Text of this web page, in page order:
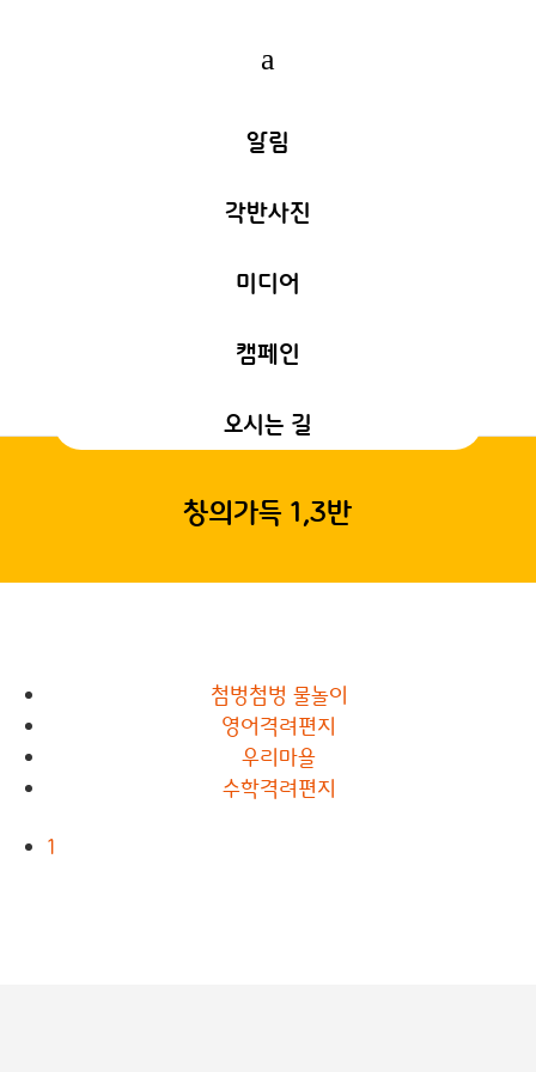
a
알림
각반사진
미디어
캠페인
오시는 길
창의가득 1,3반
첨벙첨벙 물놀이
영어격려편지
우리마을
수학격려편지
1